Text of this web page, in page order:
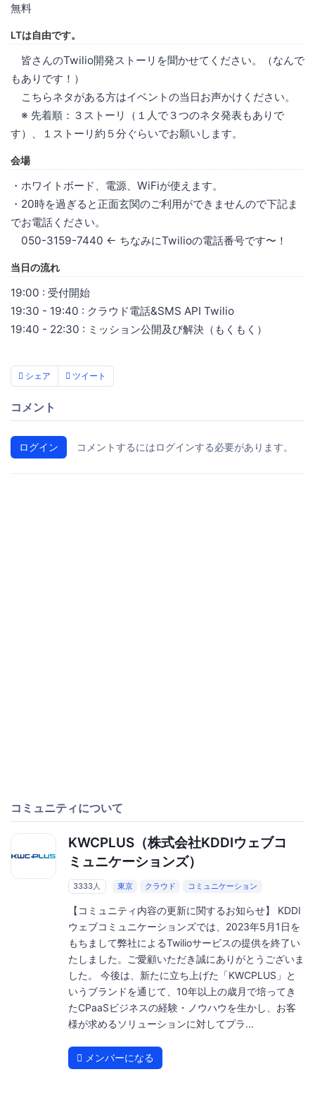
無料
LTは自由です。
皆さんのTwilio開発ストーリを聞かせてください。（なんで
もありです！）
こちらネタがある方はイベントの当日お声かけください。
※ 先着順：３ストーリ（１人で３つのネタ発表もありで
す）、１ストーリ約５分ぐらいでお願いします。
会場
・ホワイトボード、電源、WiFiが使えます。
・20時を過ぎると正面玄関のご利用ができませんので下記ま
でお電話ください。
050-3159-7440 ← ちなみにTwilioの電話番号です〜！
当日の流れ
19:00 : 受付開始
19:30 - 19:40 : クラウド電話&SMS API Twilio
19:40 - 22:30 : ミッション公開及び解決（もくもく）
シェア ツイート
コメント
ログイン コメントするにはログインする必要があります。
コミュニティについて
KWCPLUS（株式会社KDDIウェブコ
ミュニケーションズ）
3333人 東京 クラウド コミュニケーション
【コミュニティ内容の更新に関するお知らせ】 KDDI
ウェブコミュニケーションズでは、2023年5月1日を
もちまして弊社によるTwilioサービスの提供を終了い
たしました。ご愛顧いただき誠にありがとうございま
した。 今後は、新たに立ち上げた「KWCPLUS」と
いうブランドを通じて、10年以上の歳月で培ってき
たCPaaSビジネスの経験・ノウハウを生かし、お客
様が求めるソリューションに対してプラ...
メンバーになる